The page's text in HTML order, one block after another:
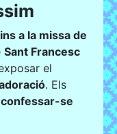
a la missa de
Sant Francesc
el
. Els
confessar-se